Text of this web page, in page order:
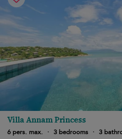
Villa Annam Princess
6 pers. max.
· 3 bedrooms · 3